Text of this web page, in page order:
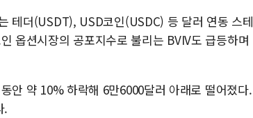
테더(USDT), USD코인(USDC) 등 달러 연동 스테
옵션시장의 공포지수로 불리는 BVIV도 급등하며
안 약 10% 하락해 6만6000달러 아래로 떨어졌다.
.